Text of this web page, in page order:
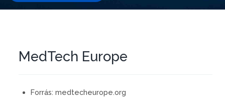
MedTech Europe
Forrás: medtecheurope.org